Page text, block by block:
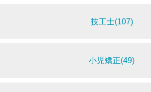
技工士(107)
小児矯正(49)